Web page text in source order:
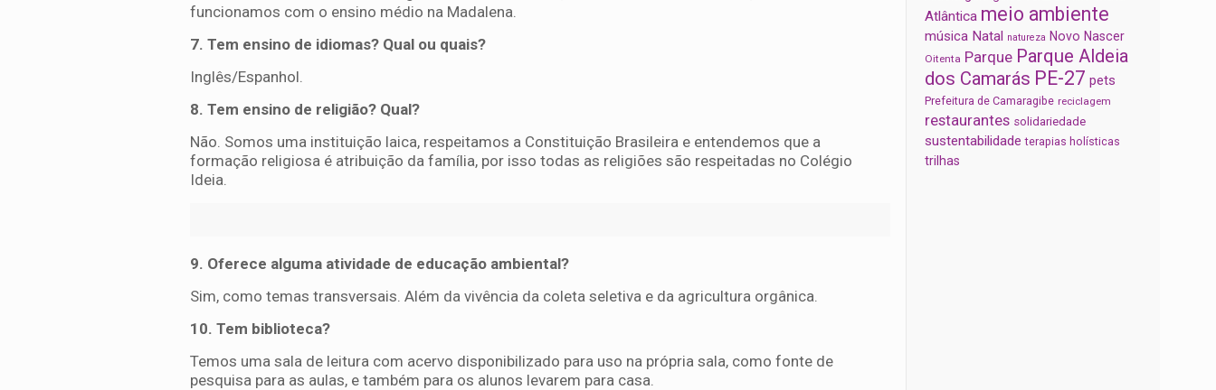
funcionamos com o ensino médio na Madalena.
7. Tem ensino de idiomas? Qual ou quais?
Inglês/Espanhol.
8. Tem ensino de religião? Qual?
Não. Somos uma instituição laica, respeitamos a Constituição Brasileira e entendemos que a
formação religiosa é atribuição da família, por isso todas as religiões são respeitadas no Colégio
Ideia.
9. Oferece alguma atividade de educação ambiental?
Sim, como temas transversais. Além da vivência da coleta seletiva e da agricultura orgânica.
10. Tem biblioteca?
Temos uma sala de leitura com acervo disponibilizado para uso na própria sala, como fonte de
pesquisa para as aulas, e também para os alunos levarem para casa.
Atlântica meio ambiente
música Natal natureza Novo Nascer
Oitenta Parque Parque Aldeia
dos Camarás PE-27 pets
Prefeitura de Camaragibe reciclagem
restaurantes solidariedade
sustentabilidade terapias holísticas
trilhas